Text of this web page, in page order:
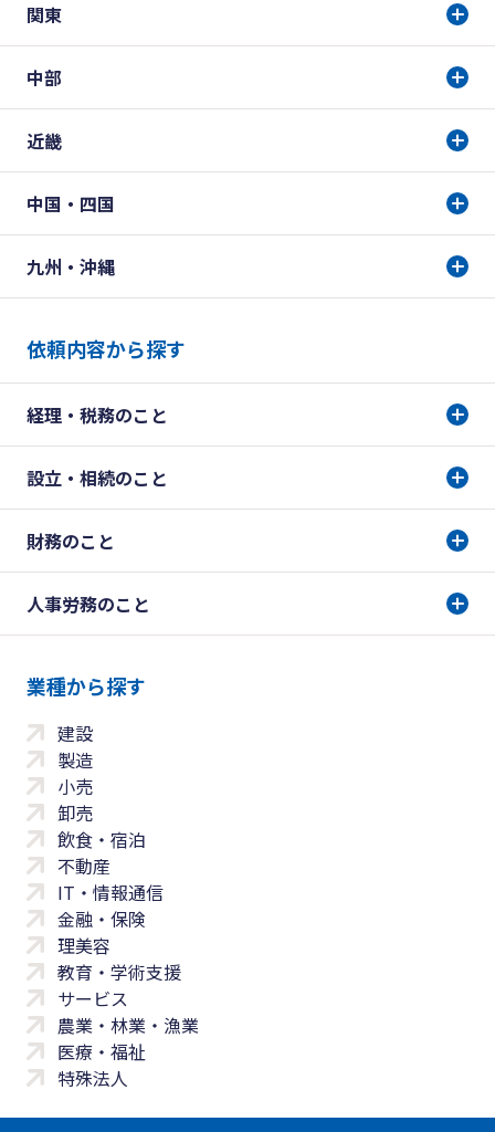
関東
中部
近畿
中国・四国
九州・沖縄
依頼内容から探す
経理・税務のこと
設立・相続のこと
財務のこと
人事労務のこと
業種から探す
建設
製造
小売
卸売
飲食・宿泊
不動産
IT・情報通信
金融・保険
理美容
教育・学術支援
サービス
農業・林業・漁業
医療・福祉
特殊法人